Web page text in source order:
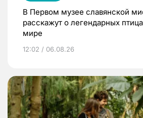
В Первом музее славянской
расскажут о легендарных
мире
12:02 / 06.08.26